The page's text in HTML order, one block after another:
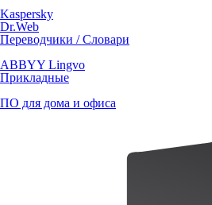
Kaspersky
Dr.Web
Переводчики / Словари
ABBYY Lingvo
Прикладные
ПО для дома и офиса